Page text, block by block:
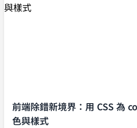
前端除錯新境界：用 CSS 為
色與樣式